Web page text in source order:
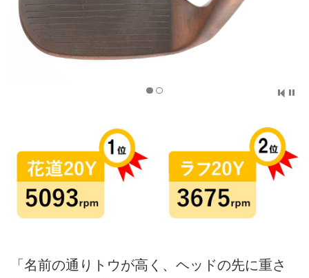
「名前の通りトウが高く、ヘッドの先に重さ